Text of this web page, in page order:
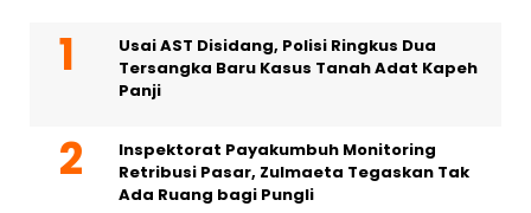
Usai AST Disidang, Polisi Ringkus Dua
Tersangka Baru Kasus Tanah Adat Kapeh
Panji
Inspektorat Payakumbuh Monitoring
Retribusi Pasar, Zulmaeta Tegaskan Tak
Ada Ruang bagi Pungli